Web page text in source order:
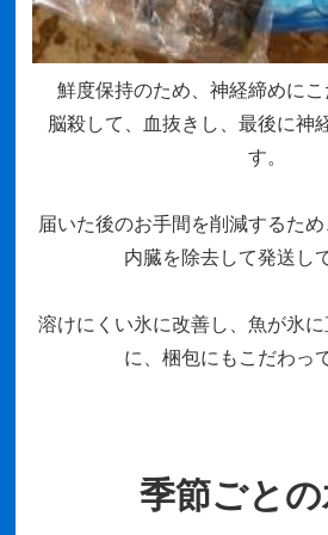
鮮度保持のため、神経締めにこ
脳殺して、血抜きし、最後に神
す。
届いた後のお手間を削減するため
内臓を除去して発送し
溶けにくい氷に改善し、魚が氷
に、梱包にもこだわっ
季節ごと